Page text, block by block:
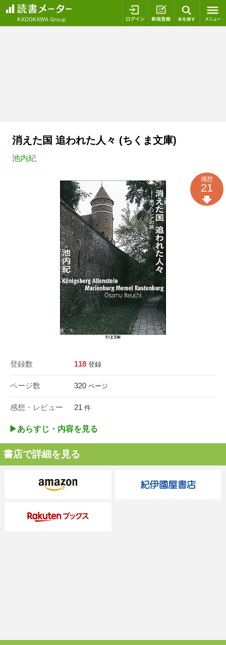
ログイン 新規登録
消えた国 追われた人々 (ちくま文庫)
池内紀
登録数 118 登録
ページ数 320 ページ
感想・レビュー 21 件
感想
21
▶︎あらすじ・内容を見る
書店で詳細を見る